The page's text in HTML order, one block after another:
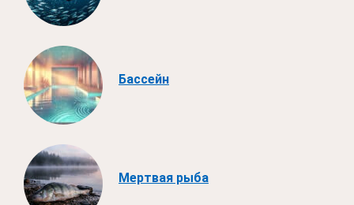
Бассейн
Мертвая рыба